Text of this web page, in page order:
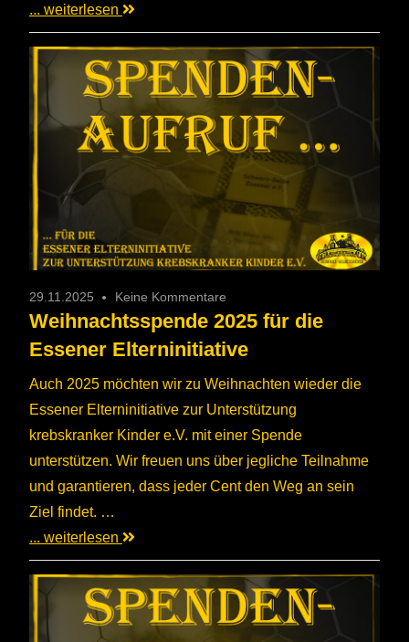
... weiterlesen
29.11.2025 Keine Kommentare
Weihnachtsspende 2025 für die
Essener Elterninitiative
Auch 2025 möchten wir zu Weihnachten wieder die
Essener Elterninitiative zur Unterstützung
krebskranker Kinder e.V. mit einer Spende
unterstützen. Wir freuen uns über jegliche Teilnahme
und garantieren, dass jeder Cent den Weg an sein
Ziel findet. …
... weiterlesen